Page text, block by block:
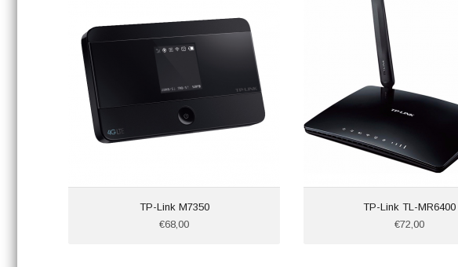
TP-Link M7350
€68,00
TP-Link TL-MR6400
€72,00